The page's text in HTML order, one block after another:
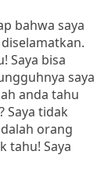
bahwa saya
Saya bisa
saya
anda tahu
Saya tidak
orang
tahu! Saya